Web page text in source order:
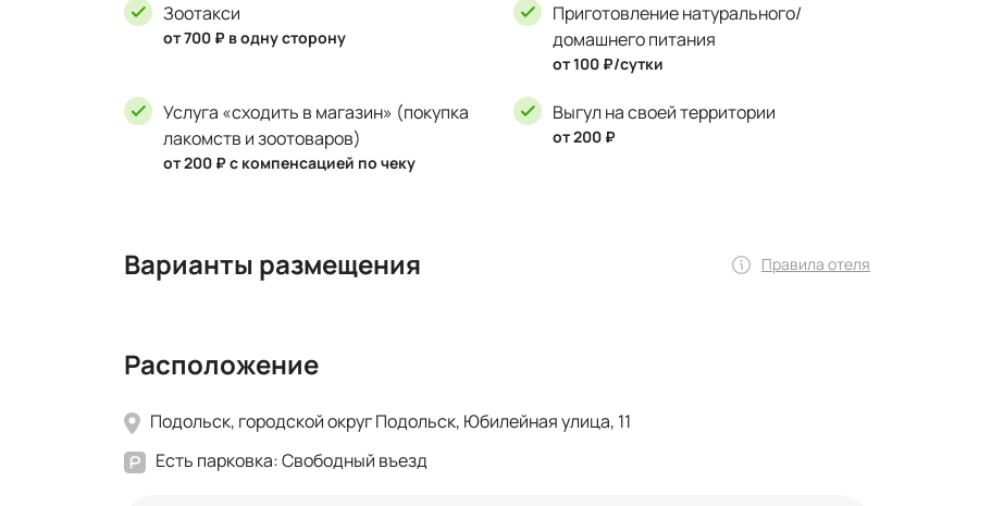
Зоотакси
от 700 ₽ в одну сторону
Приготовление натурального/
домашнего питания
от 100 ₽/сутки
Услуга «сходить в магазин» (покупка
лакомств и зоотоваров)
от 200 ₽ с компенсацией по чеку
Выгул на своей территории
от 200 ₽
Варианты размещения Правила отеля
Расположение
Подольск, городской округ Подольск, Юбилейная улица, 11
Есть парковка: Свободный въезд